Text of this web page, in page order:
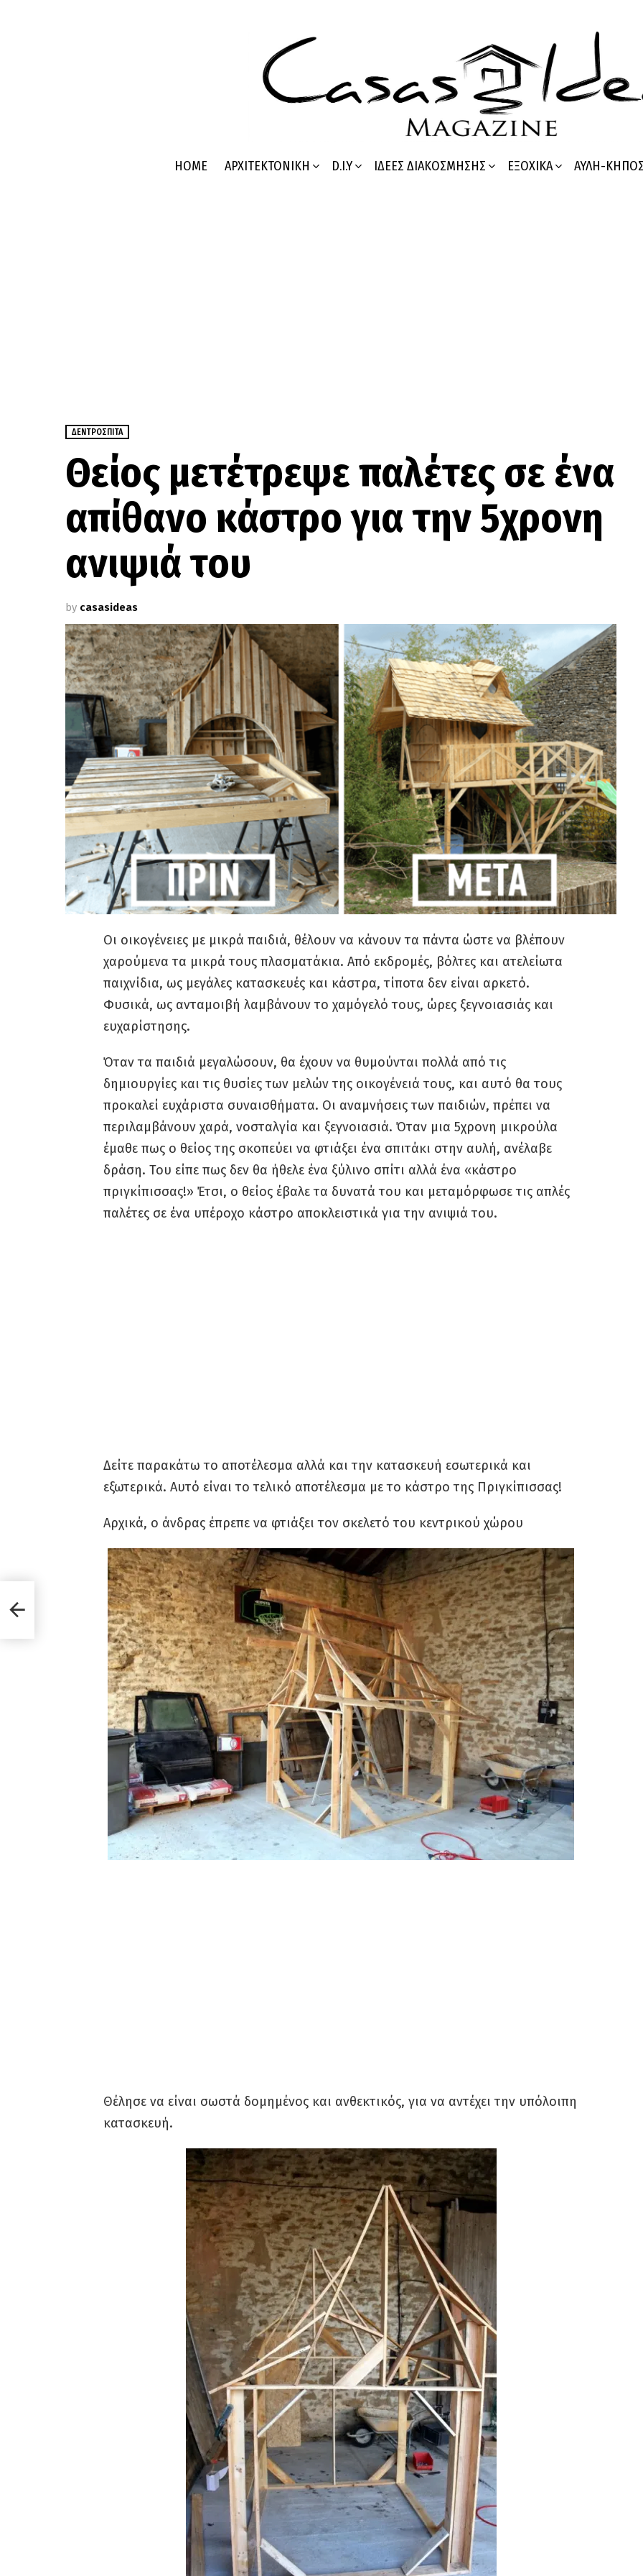
HOME ΑΡΧΙΤΕΚΤΟΝΙΚΉ D.I.Y ΙΔΈΕΣ ΔΙΑΚΌΣΜΗΣΗΣ ΕΞΟΧΙΚΆ ΑΥΛΉ-
ΔΕΝΤΡΌΣΠΙΤΑ
Θείος μετέτρεψε παλέτες σε ένα
απίθανο κάστρο για την 5χρονη
ανιψιά του
by casasideas
Οι οικογένειες με μικρά παιδιά, θέλουν να κάνουν τα πάντα ώστε να βλέπουν
χαρούμενα τα μικρά τους πλασματάκια. Από εκδρομές, βόλτες και ατελείωτα
παιχνίδια, ως μεγάλες κατασκευές και κάστρα, τίποτα δεν είναι αρκετό.
Φυσικά, ως ανταμοιβή λαμβάνουν το χαμόγελό τους, ώρες ξεγνοιασιάς και
ευχαρίστησης.
Όταν τα παιδιά μεγαλώσουν, θα έχουν να θυμούνται πολλά από τις
δημιουργίες και τις θυσίες των μελών της οικογένειά τους, και αυτό θα τους
προκαλεί ευχάριστα συναισθήματα. Οι αναμνήσεις των παιδιών, πρέπει να
περιλαμβάνουν χαρά, νοσταλγία και ξεγνοιασιά. Όταν μια 5χρονη μικρούλα
έμαθε πως ο θείος της σκοπεύει να φτιάξει ένα σπιτάκι στην αυλή, ανέλαβε
δράση. Του είπε πως δεν θα ήθελε ένα ξύλινο σπίτι αλλά ένα «κάστρο
πριγκίπισσας!» Έτσι, ο θείος έβαλε τα δυνατά του και μεταμόρφωσε τις απλές
παλέτες σε ένα υπέροχο κάστρο αποκλειστικά για την ανιψιά του.
Δείτε παρακάτω το αποτέλεσμα αλλά και την κατασκευή εσωτερικά και
εξωτερικά. Αυτό είναι το τελικό αποτέλεσμα με το κάστρο της Πριγκίπισσας!
Αρχικά, ο άνδρας έπρεπε να φτιάξει τον σκελετό του κεντρικού χώρου
Θέλησε να είναι σωστά δομημένος και ανθεκτικός, για να αντέχει την υπόλοιπη
κατασκευή.